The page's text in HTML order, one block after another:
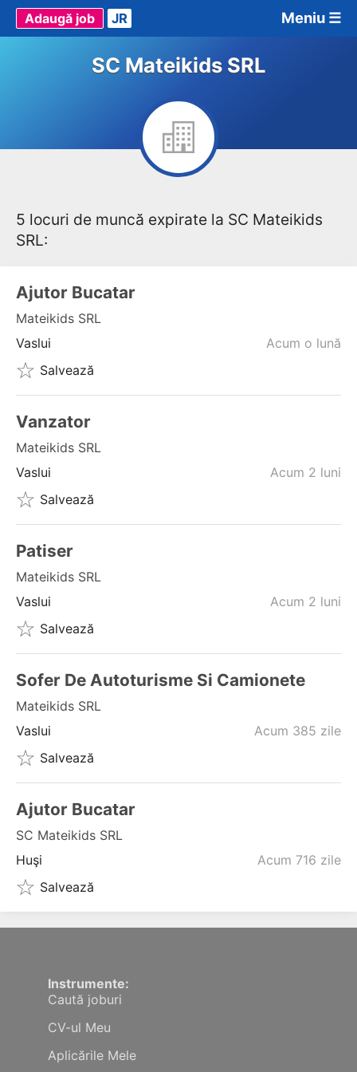
Meniu ☰
Adaugă job JR
SC Mateikids SRL
5 locuri de muncă expirate la SC Mateikids
SRL:
Ajutor Bucatar
Mateikids SRL
Acum o lună
Vaslui
Salvează
Vanzator
Mateikids SRL
Acum 2 luni
Vaslui
Salvează
Patiser
Mateikids SRL
Acum 2 luni
Vaslui
Salvează
Sofer De Autoturisme Si Camionete
Mateikids SRL
Acum 385 zile
Vaslui
Salvează
Ajutor Bucatar
SC Mateikids SRL
Acum 716 zile
Huşi
Salvează
Instrumente:
Caută joburi
CV-ul Meu
Aplicările Mele